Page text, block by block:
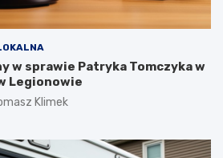
w sprawie Patryka Tomczyka w
Legionowie
Klimek